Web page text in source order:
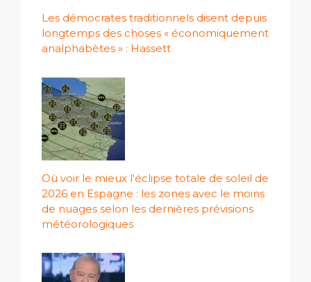
Les démocrates traditionnels disent depuis
longtemps des choses « économiquement
analphabètes » : Hassett
Où voir le mieux l'éclipse totale de soleil de
2026 en Espagne : les zones avec le moins
de nuages ​​selon les dernières prévisions
météorologiques